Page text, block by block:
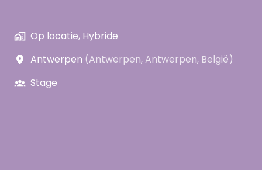
Op locatie, Hybride
Antwerpen (Antwerpen,Antwerpen, België)
Stage